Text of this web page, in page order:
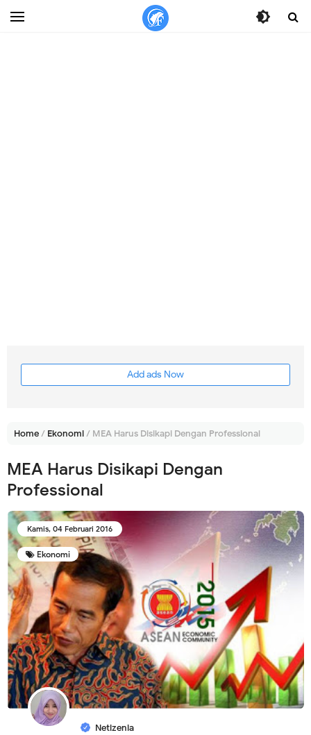
Add ads Now
Home/ Ekonomi/ MEA Harus Disikapi Dengan Professional
MEA Harus Disikapi Dengan
Professional
Netizenia
Kamis, 04 Februari 2016
Ekonomi